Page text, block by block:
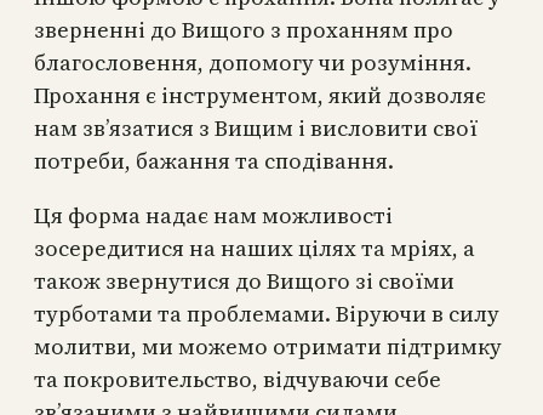
зверненні до Вищого з проханням про
благословення, допомогу чи розуміння.
Прохання є інструментом, який дозволяє
нам зв’язатися з Вищим і висловити свої
потреби, бажання та сподівання.
Ця форма надає нам можливості
зосередитися на наших цілях та мріях, а
також звернутися до Вищого зі своїми
турботами та проблемами. Віруючи в силу
молитви, ми можемо отримати підтримку
та покровительство, відчуваючи себе